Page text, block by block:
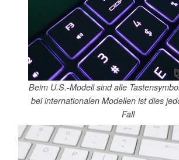
Beim U.S.-Modell sind alle
bei internationalen Modellen ist dies
Fall